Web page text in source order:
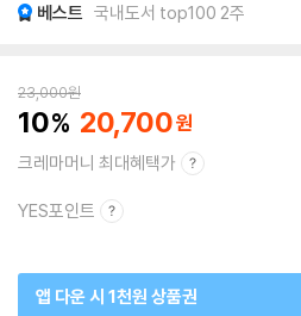
베스트 국내도서 top100 2주
23,000원
10 20,700
크레마머니 최대혜택가
YES포인트
앱 다운 시 1천원 상품권